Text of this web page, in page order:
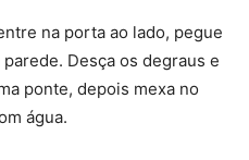
na porta ao lado, pegue
Desça os degraus e
ponte, depois mexa no
água.